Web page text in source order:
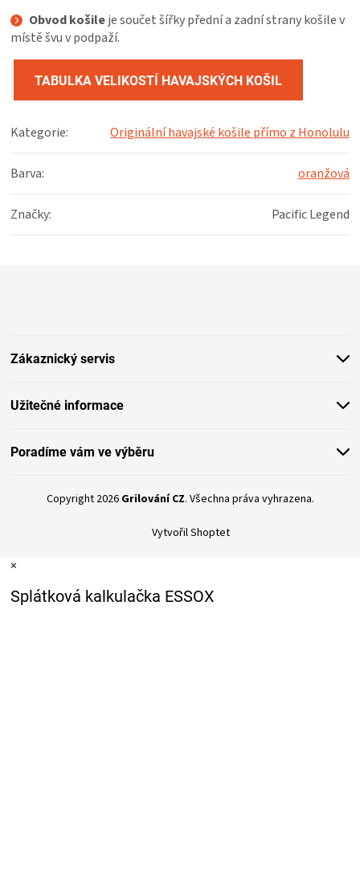
Obvod košileje součet šířky přední a zadní strany košile v
místě švu v podpaží.
TABULKA VELIKOSTÍ HAVAJSKÝCH KOŠIL
Kategorie: Originální havajské košile přímo z Honolulu
Barva: oranžová
Značky: Pacific Legend
Zákaznický servis
Užitečné informace
Poradíme vám ve výběru
Vytvořil Shoptet
Copyright 2026 Grilování CZ. Všechna práva vyhrazena.
×
Splátková kalkulačka ESSOX